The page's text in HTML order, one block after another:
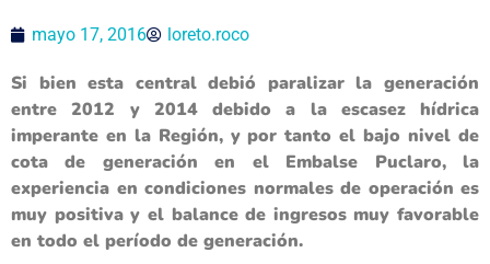
mayo 17, 2016 loreto.roco
Si bien esta central debió paralizar la generación
entre 2012 y 2014 debido a la escasez hídrica
imperante en la Región, y por tanto el bajo nivel de
cota de generación en el Embalse Puclaro, la
experiencia en condiciones normales de operación es
muy positiva y el balance de ingresos muy favorable
en todo el período de generación.